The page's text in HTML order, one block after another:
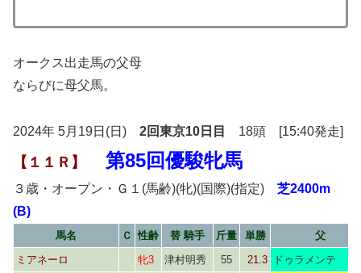
オークス出走馬の父母
ならびに母父馬。
2024年 5月19日(日) 2回東京10日目 18頭 [15:40発走]
【１１Ｒ】 第85回優駿牝馬
３歳・オープン・Ｇ１(馬齢)(牝)(国際)(指定) 芝2400m
(B)
馬名 Ｃ 性齢 替 騎手 斤量 単勝
父
ミアネーロ
牝3 津村明秀 55 21.3
ドゥラメンテ